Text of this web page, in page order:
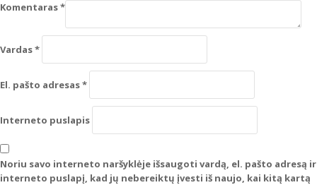
Komentaras*
Vardas*
El. pašto adresas*
Interneto puslapis
Noriu savo interneto naršyklėje išsaugoti vardą, el. pašto adresą ir
interneto puslapį, kad jų nebereiktų įvesti iš naujo, kai kitą kartą